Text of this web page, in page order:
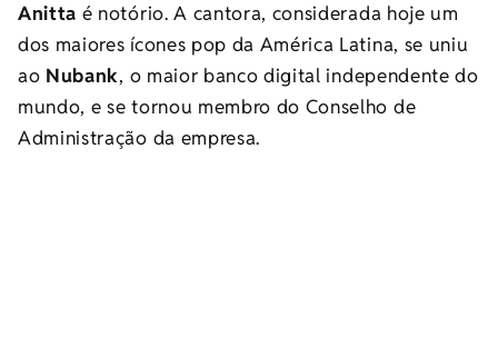
Anitta é notório. A cantora, considerada hoje um
dos maiores ícones pop da América Latina, se uniu
ao Nubank, o maior banco digital independente do
mundo, e se tornou membro do Conselho de
Administração da empresa.